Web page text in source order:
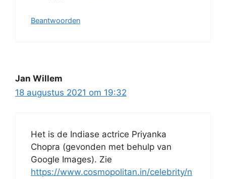
Beantwoorden
Jan Willem
18 augustus 2021 om 19:32
Het is de Indiase actrice Priyanka
Chopra (gevonden met behulp van
Google Images). Zie
https://www.cosmopolitan.in/celebrity/n